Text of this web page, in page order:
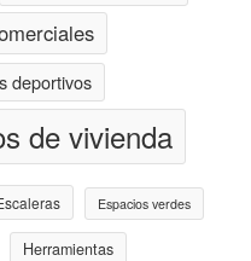
deportivos
de vivienda
Espacios verdes
Herramientas